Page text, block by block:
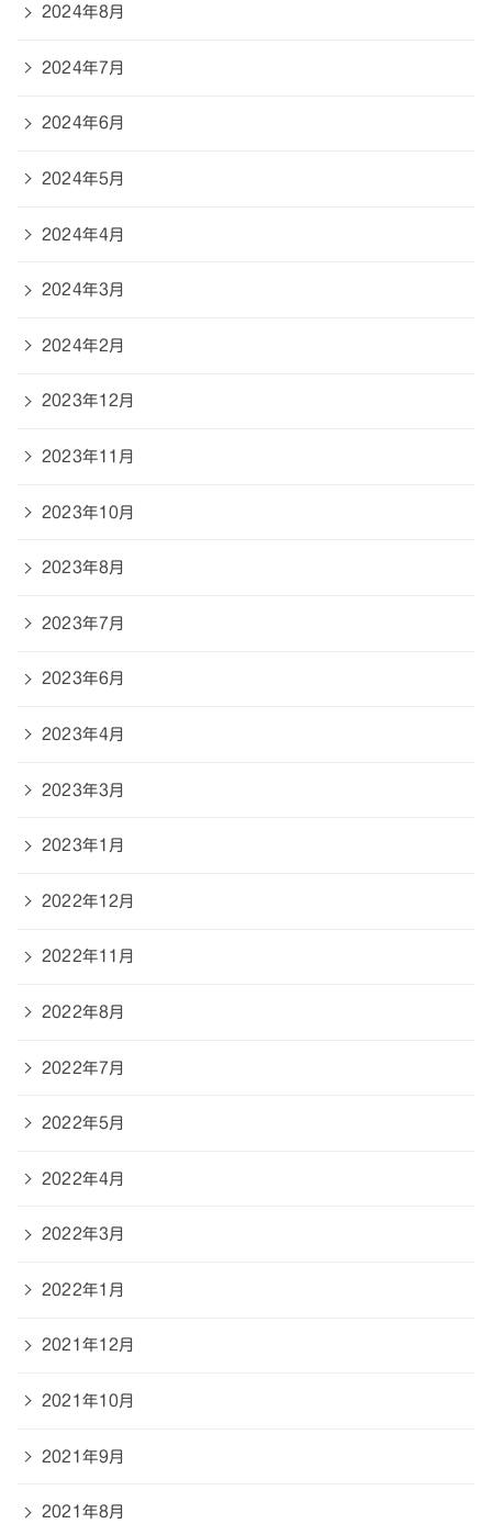
2024年8月
2024年7月
2024年6月
2024年5月
2024年4月
2024年3月
2024年2月
2023年12月
2023年11月
2023年10月
2023年8月
2023年7月
2023年6月
2023年4月
2023年3月
2023年1月
2022年12月
2022年11月
2022年8月
2022年7月
2022年5月
2022年4月
2022年3月
2022年1月
2021年12月
2021年10月
2021年9月
2021年8月